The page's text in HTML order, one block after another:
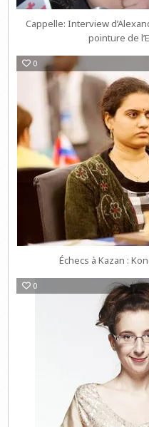
Cappelle: Interview
pointure de
0
Échecs à Kazan :
0